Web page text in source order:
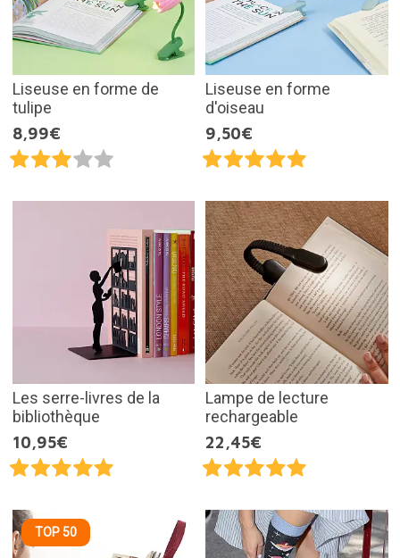
Liseuse en forme de
tulipe
8,99€
Liseuse en forme
d'oiseau
9,50€
Les serre-livres de la
bibliothèque
10,95€
Lampe de lecture
rechargeable
22,45€
TOP 50